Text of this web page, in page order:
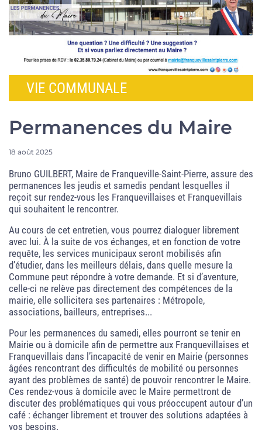
VIE COMMUNALE
Permanences du Maire
18 août 2025
Bruno GUILBERT, Maire de Franqueville-Saint-Pierre, assure des
permanences les jeudis et samedis pendant lesquelles il
reçoit sur rendez-vous les Franquevillaises et Franquevillais
qui souhaitent le rencontrer.
Au cours de cet entretien, vous pourrez dialoguer librement
avec lui. À la suite de vos échanges, et en fonction de votre
requête, les services municipaux seront mobilisés afin
d’étudier, dans les meilleurs délais, dans quelle mesure la
Commune peut répondre à votre demande. Et si d’aventure,
celle-ci ne relève pas directement des compétences de la
mairie, elle sollicitera ses partenaires : Métropole,
associations, bailleurs, entreprises...
Pour les permanences du samedi, elles pourront se tenir en
Mairie ou à domicile afin de permettre aux Franquevillaises et
Franquevillais dans l’incapacité de venir en Mairie (personnes
âgées rencontrant des difficultés de mobilité ou personnes
ayant des problèmes de santé) de pouvoir rencontrer le Maire.
Ces rendez-vous à domicile avec le Maire permettront de
discuter des problématiques qui vous préoccupent autour d’un
café : échanger librement et trouver des solutions adaptées à
vos besoins.